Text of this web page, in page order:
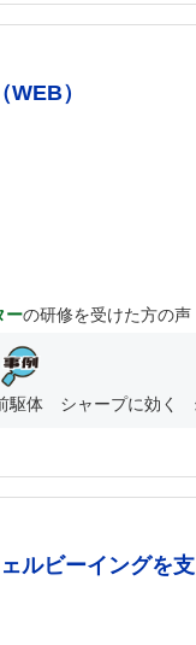
）
ーの研修を受けた方の声
駆体 シャープに効く
ルビーイングを支